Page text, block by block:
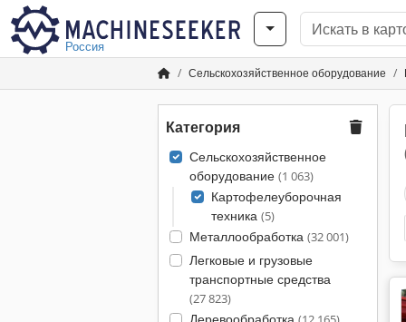
Россия
Сельскохозяйственное оборудование
Категория
Сельскохозяйственное
оборудование (1 063)
Картофелеуборочная
техника (5)
Металлообработка (32 001)
Легковые и грузовые
транспортные средства
(27 823)